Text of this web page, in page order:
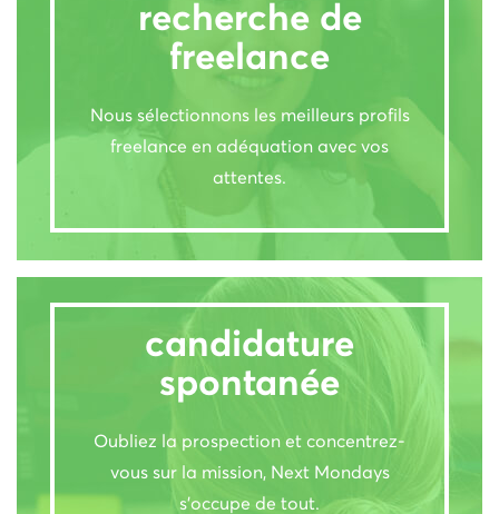
recherche de
freelance
Nous sélectionnons les meilleurs profils
freelance en adéquation avec vos
attentes.
candidature
spontanée
Oubliez la prospection et concentrez-
vous sur la mission, Next Mondays
s’occupe de tout.